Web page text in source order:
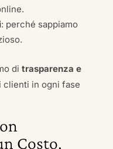
: perché sappiamo
di trasparenza e
clienti in ogni fase
Costo,